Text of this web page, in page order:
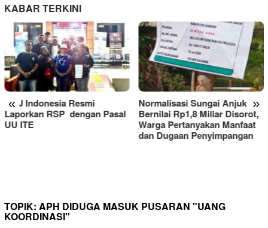
KABAR TERKINI
« »
Normalisasi Sungai Anjuk
Bernilai Rp1,8 Miliar Disorot,
Warga Pertanyakan Manfaat
RSUD Tarutung Evaluasi
TOPIK: APH DIDUGA MASUK PUSARAN "UANG
KOORDINASI"